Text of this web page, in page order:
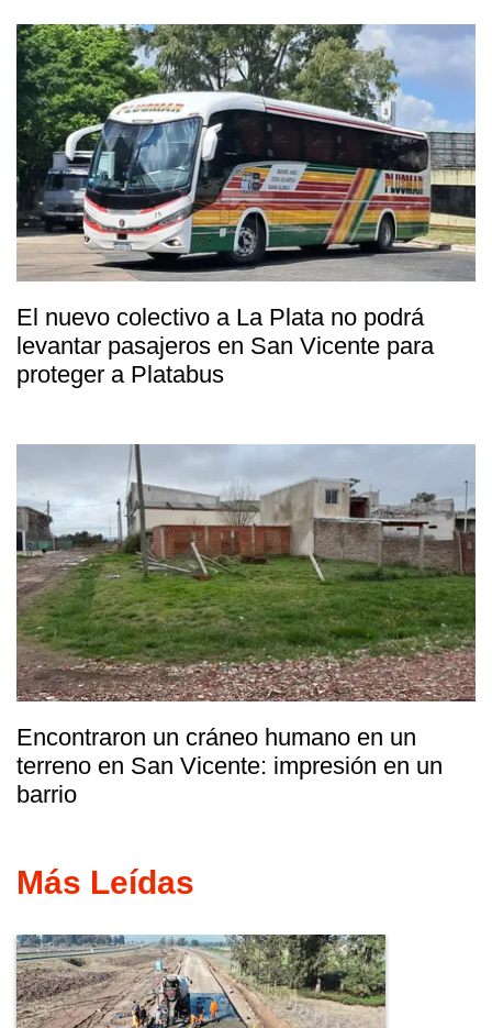
El nuevo colectivo a La Plata no podrá
levantar pasajeros en San Vicente para
proteger a Platabus
Encontraron un cráneo humano en un
terreno en San Vicente: impresión en un
barrio
Más Leídas